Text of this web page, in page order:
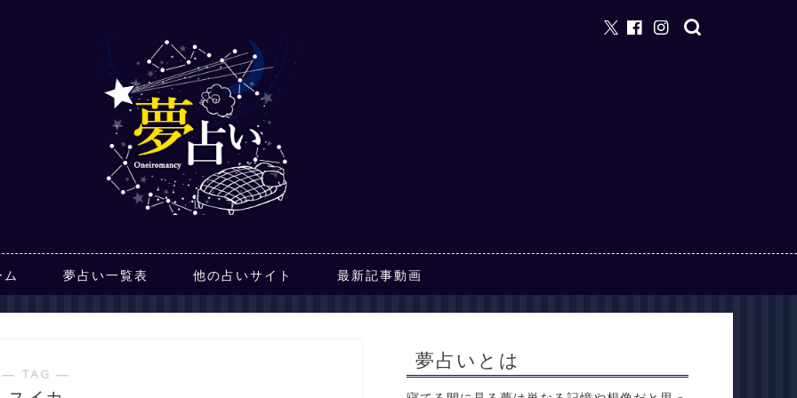
ム 夢占い一覧表 他の占いサイト 最新記事動画
― TAG ―
夢占いとは